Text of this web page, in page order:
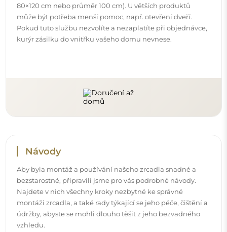
80×120 cm nebo průměr 100 cm). U větších produktů
může být potřeba menší pomoc, např. otevření dveří.
Pokud tuto službu nezvolíte a nezaplatíte při objednávce,
kurýr zásilku do vnitřku vašeho domu nevnese.
Návody
Aby byla montáž a používání našeho zrcadla snadné a
bezstarostné, připravili jsme pro vás podrobné návody.
Najdete v nich všechny kroky nezbytné ke správné
montáži zrcadla, a také rady týkající se jeho péče, čištění a
údržby, abyste se mohli dlouho těšit z jeho bezvadného
vzhledu.